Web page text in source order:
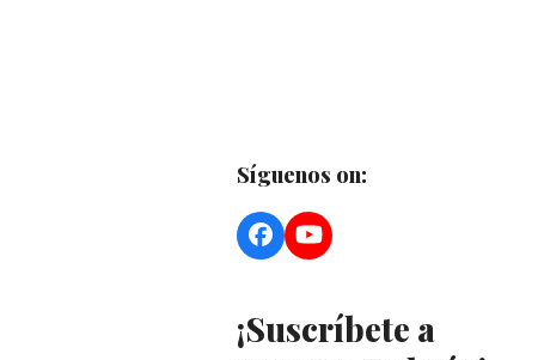
Síguenos on:
Facebook
YouTube
¡Suscríbete a